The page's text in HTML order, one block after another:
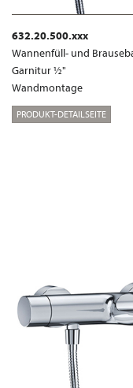
632.20.500.xxx
Wannenfüll- und
Garnitur ½"
Wandmontage
PRODUKT-DETAILSEITE